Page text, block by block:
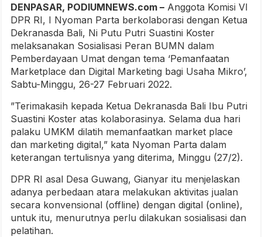
DENPASAR, PODIUMNEWS.com – Anggota Komisi VI
DPR RI, I Nyoman Parta berkolaborasi dengan Ketua
Dekranasda Bali, Ni Putu Putri Suastini Koster
melaksanakan Sosialisasi Peran BUMN dalam
Pemberdayaan Umat dengan tema ‘Pemanfaatan
Marketplace dan Digital Marketing bagi Usaha Mikro’,
Sabtu-Minggu, 26-27 Februari 2022.
”Terimakasih kepada Ketua Dekranasda Bali Ibu Putri
Suastini Koster atas kolaborasinya. Selama dua hari
palaku UMKM dilatih memanfaatkan market place
dan marketing digital,” kata Nyoman Parta dalam
keterangan tertulisnya yang diterima, Minggu (27/2).
DPR RI asal Desa Guwang, Gianyar itu menjelaskan
adanya perbedaan atara melakukan aktivitas jualan
secara konvensional (offline) dengan digital (online),
untuk itu, menurutnya perlu dilakukan sosialisasi dan
pelatihan.